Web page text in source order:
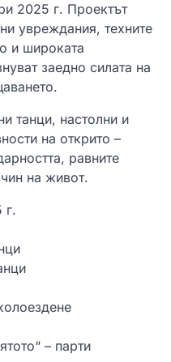
2025 г. Проектът
увреждания, техните
и широката
заедно силата на
танци, настолни и
на открито –
равните
на живот.
г.
– парти